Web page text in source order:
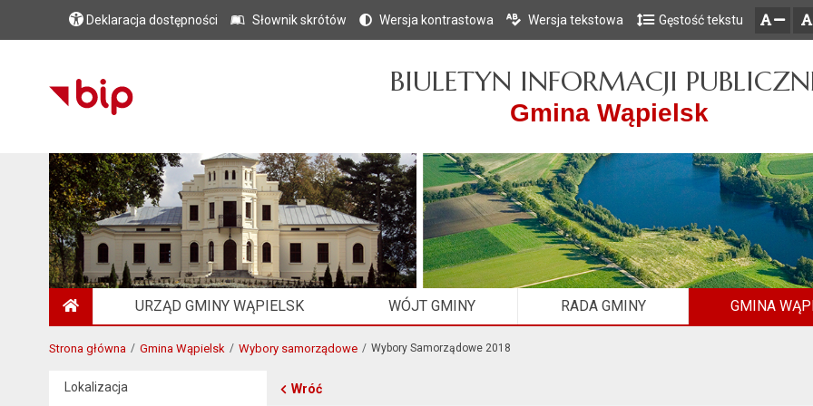
Przejdź do głównego menu
Przejdź do treści
Przejdź do mapy serwisu
Deklaracja dostępności Słownik skrótów Wersja kontrastowa Wersja tekstowa Gęstość tekstu
BIULETYN INFORMACJI
Gmina Wąpielsk
URZĄD GMINY WĄPIELSK WÓJT GMINY RADA GMINY GMINA
Strona główna Gmina Wąpielsk Wybory samorządowe Wybory Samorządowe 2018
Lokalizacja Wróć